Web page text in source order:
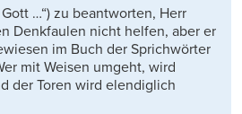
…“) zu beantworten, Herr
Denkfaulen nicht helfen, aber er
im Buch der Sprichwörter
mit Weisen umgeht, wird
der Toren wird elendiglich